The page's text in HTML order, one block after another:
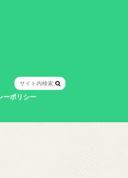
ーポリシー